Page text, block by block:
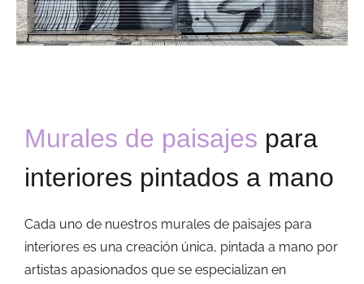
Murales de paisajes para
interiores pintados a mano
Cada uno de nuestros murales de paisajes para
interiores es una creación única, pintada a mano por
artistas apasionados que se especializan en